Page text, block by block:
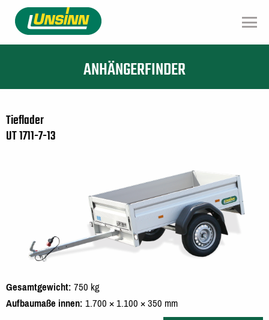
Direkt
zum
Inhalt
ANHÄNGERFINDER
Tieflader
UT 1711-7-13
Gesamtgewicht 750 kg
Aufbaumaße innen 1.700 × 1.100 × 350 mm